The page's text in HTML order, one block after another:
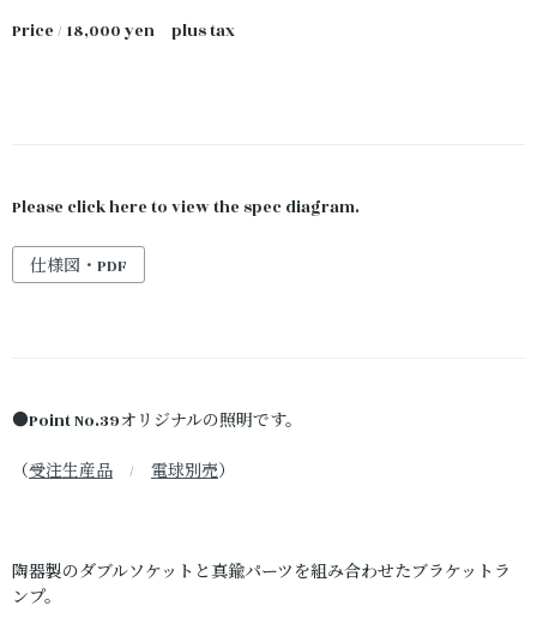
Price / 18,000 yen plus tax
Please click here to view the spec diagram.
仕様図・PDF
●Point No.39オリジナルの照明です。
（受注生産品 / 電球別売）
陶器製のダブルソケットと真鍮パーツを組み合わせたブラケットラ
ンプ。